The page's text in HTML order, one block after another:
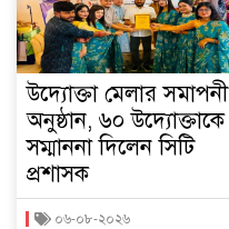
উদ্যোক্তা মেলার সমাপনী
অনুষ্ঠান, ৬০ উদ্যোক্তাকে
সম্মাননা দিলেন সিটি
প্রশাসক
০৬-০৮-২০২৬